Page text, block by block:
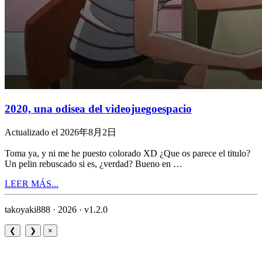
2020, una odisea del videojuegoespacio
Actualizado el 2026年8月2日
Toma ya, y ni me he puesto colorado XD ¿Que os parece el titulo?
Un pelin rebuscado si es, ¿verdad? Bueno en …
LEER MÁS...
takoyaki888 · 2026 · v1.2.0
❮ ❯ ×